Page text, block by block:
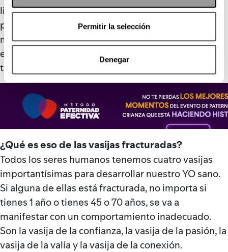
Permitir la selección
Denegar
libertad del otro”. Y los papás tenemos nuestras
propias vasijas fracturadas, que es el core del
método paternidad efectiva, no entiendo dónde
está mi límite y entonces trato de vivir la vida a
través de mis hijos sin darme cuenta.
¿Qué es eso de las vasijas fracturadas?
Todos los seres humanos tenemos cuatro vasijas
importantísimas para desarrollar nuestro YO sano.
Si alguna de ellas está fracturada, no importa si
tienes 1 año o tienes 45 o 70 años, se va a
manifestar con un comportamiento inadecuado.
Son la vasija de la confianza, la vasija de la pasión, la
vasija de la valía y la vasija de la conexión.